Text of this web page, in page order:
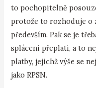
to pochopitelně
protože to rozhoduje o
především. Pak se je
splácení přeplatí, a to
platby, jejichž výše se
jako RPSN.